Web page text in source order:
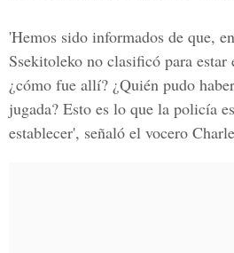
'Hemos sido informados de que,
Ssekitoleko no clasificó para estar
¿cómo fue allí? ¿Quién pudo
jugada? Esto es lo que la policía
establecer', señaló el vocero